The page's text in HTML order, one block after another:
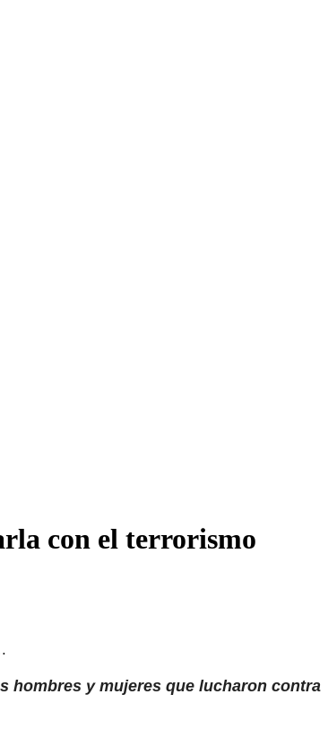
con el terrorismo
hombres y mujeres que lucharon contra